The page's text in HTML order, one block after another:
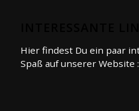
Hier findest Du ein paar
Spaß auf unserer Website